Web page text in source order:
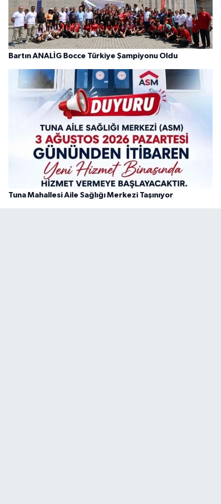
Bartın ANALİG Bocce Türkiye Şampiyonu Oldu
Tuna Mahallesi Aile Sağlığı Merkezi Taşınıyor